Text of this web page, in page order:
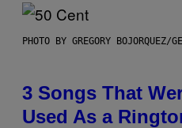
PHOTO BY GREGORY BOJORQUEZ/
3 Songs That
Used As a